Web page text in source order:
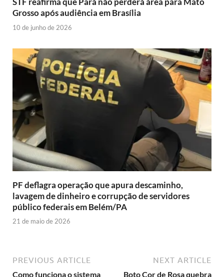
Grosso após audiência em Brasília
10 de junho de 2026
PF deflagra operação que apura descaminho,
lavagem de dinheiro e corrupção de servidores
público federais em Belém/PA
21 de maio de 2026
PREVIOUS ARTICLE
Como funciona o sistema
NEXT ARTICLE
Boto Cor de Rosa quebra